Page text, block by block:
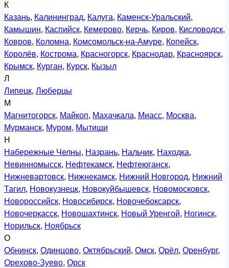
К
Казань, Калининград, Калуга, Каменск-Уральский,
Камышин, Каспийск, Кемерово, Керчь, Киров, Кисловодск,
Ковров, Коломна, Комсомольск-на-Амуре, Копейск,
Королёв, Кострома, Красногорск, Краснодар, Красноярск,
Крымск, Курган, Курск, Кызыл
Л
Липецк, Люберцы
М
Магнитогорск, Майкоп, Махачкала, Миасс, Москва,
Мурманск, Муром, Мытищи
Н
Набережные Челны, Назрань, Нальчик, Находка,
Невинномысск, Нефтекамск, Нефтеюганск,
Нижневартовск, Нижнекамск, Нижний Новгород, Нижний
Тагил, Новокузнецк, Новокуйбышевск, Новомосковск,
Новороссийск, Новосибирск, Новочебоксарск,
Новочеркасск, Новошахтинск, Новый Уренгой, Ногинск,
Норильск, Ноябрьск
О
Обнинск, Одинцово, Октябрьский, Омск, Орёл, Оренбург,
Орехово-Зуево, Орск